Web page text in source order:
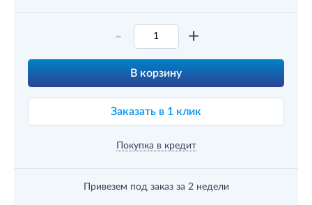
- +
В корзину
Заказать в 1 клик
Покупка в кредит
Привезем под заказ за 2 недели